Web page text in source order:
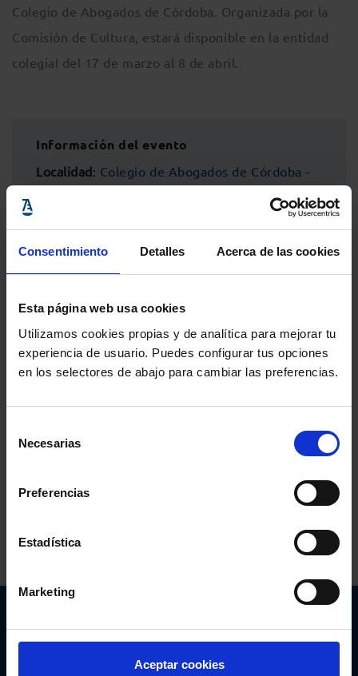
Consentimiento Detalles Acerca de las cookies
Esta página web usa cookies
Utilizamos cookies propias y de analítica para mejorar tu
experiencia de usuario. Puedes configurar tus opciones
en los selectores de abajo para cambiar las preferencias.
Necesarias
Preferencias
Estadística
Marketing
Aceptar cookies
Colegio de Abogados de Córdoba. Organizada por la
Comisión de Cultura, estará disponible en la entidad
colegial del 17 de marzo al 8 de abril.
Información del evento
Localidad: Colegio de Abogados de Córdoba -
C/ Morería, 5, Córdoba, 14008, Córdoba
Fin: 8 abril 2022 - 15:30h
Comparte: